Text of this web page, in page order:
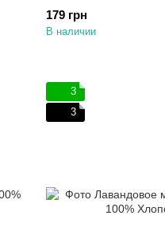
179 грн
В наличии
3
3